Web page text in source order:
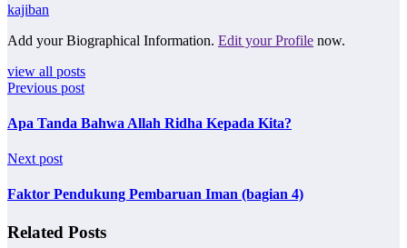
kajiban
Add your Biographical Information. Edit your Profile now.
view all posts
Previous post
Apa Tanda Bahwa Allah Ridha Kepada Kita?
Next post
Faktor Pendukung Pembaruan Iman (bagian 4)
Related Posts